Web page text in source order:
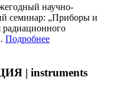
научно-
семинар: „Приборы и
радиационного
Подробнее
| instruments